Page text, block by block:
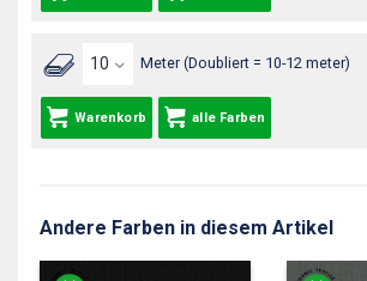
Meter (Doubliert = 10-12 meter)
Warenkorb alle Farben
Andere Farben in diesem Artikel